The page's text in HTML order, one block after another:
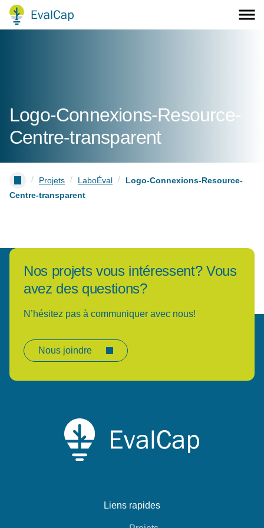
Logo-Connexions-Resource-
Centre-transparent
/ Projets / LaboÉval /
Logo-Connexions-Resource-
Centre-transparent
Nos projets vous intéressent? Vous
avez des questions?
N’hésitez pas à communiquer avec nous!
Nous joindre
Liens rapides